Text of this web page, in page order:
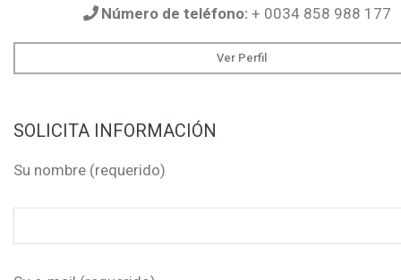
Número de teléfono: + 0034 858 988 177
Ver Perfil
SOLICITA INFORMACIÓN
Su nombre (requerido)